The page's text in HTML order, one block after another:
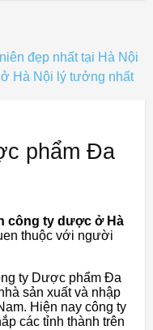
đẹp nhất tại Hà Nội
Hà Nội lý tưởng nhất
phẩm Đa
công ty dược ở Hà
thuộc với người
ty Dược phẩm Đa
sản xuất và nhập
Hiện nay công ty
các tỉnh thành trên